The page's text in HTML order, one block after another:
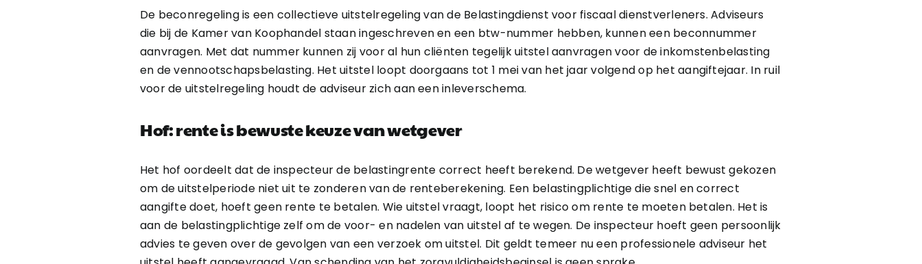
De beconregeling is een collectieve uitstelregeling van de Belastingdienst voor fiscaal dienstverleners. Adviseurs
die bij de Kamer van Koophandel staan ingeschreven en een btw-nummer hebben, kunnen een beconnummer
aanvragen. Met dat nummer kunnen zij voor al hun cliënten tegelijk uitstel aanvragen voor de inkomstenbelasting
en de vennootschapsbelasting. Het uitstel loopt doorgaans tot 1 mei van het jaar volgend op het aangiftejaar. In ruil
voor de uitstelregeling houdt de adviseur zich aan een inleverschema.
Hof: rente is bewuste keuze van wetgever
Het hof oordeelt dat de inspecteur de belastingrente correct heeft berekend. De wetgever heeft bewust gekozen
om de uitstelperiode niet uit te zonderen van de renteberekening. Een belastingplichtige die snel en correct
aangifte doet, hoeft geen rente te betalen. Wie uitstel vraagt, loopt het risico om rente te moeten betalen. Het is
aan de belastingplichtige zelf om de voor- en nadelen van uitstel af te wegen. De inspecteur hoeft geen persoonlijk
advies te geven over de gevolgen van een verzoek om uitstel. Dit geldt temeer nu een professionele adviseur het